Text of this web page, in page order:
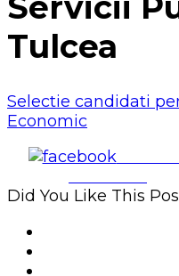
Tulcea
Selectie candidati
Economic
Share on
Did You Like This